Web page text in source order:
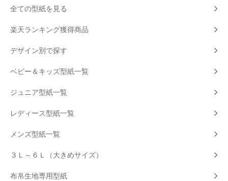
全ての型紙を見る
楽天ランキング獲得商品
デザイン別で探す
ベビー＆キッズ型紙一覧
ジュニア型紙一覧
レディース型紙一覧
メンズ型紙一覧
３Ｌ～６Ｌ（大きめサイズ）
布帛生地専用型紙